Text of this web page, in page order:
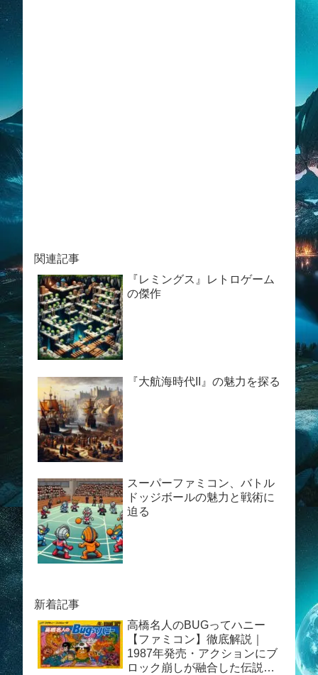
関連記事
『レミングス』レトロゲーム
の傑作
『大航海時代II』の魅力を探る
スーパーファミコン、バトル
ドッジボールの魅力と戦術に
迫る
新着記事
高橋名人のBUGってハニー
【ファミコン】徹底解説｜
1987年発売・アクションにブ
ロック崩しが融合した伝説の